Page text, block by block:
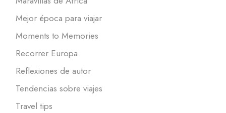
Mejor época para viajar
Moments to Memories
Recorrer Europa
Reflexiones de autor
Tendencias sobre viajes
Travel tips